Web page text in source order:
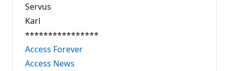
Servus
Karl
****************
Access Forever
Access News